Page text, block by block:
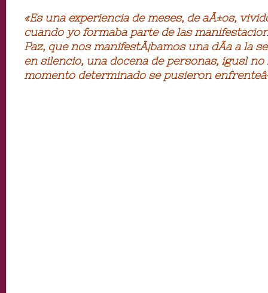
«Es una experiencia de meses, de aÃ±os,
cuando yo formaba parte de las
Paz, que nos manifestÃ¡bamos una dÃ­a a la
en silencio, una docena de personas, igusl no
momento determinado se pusieron